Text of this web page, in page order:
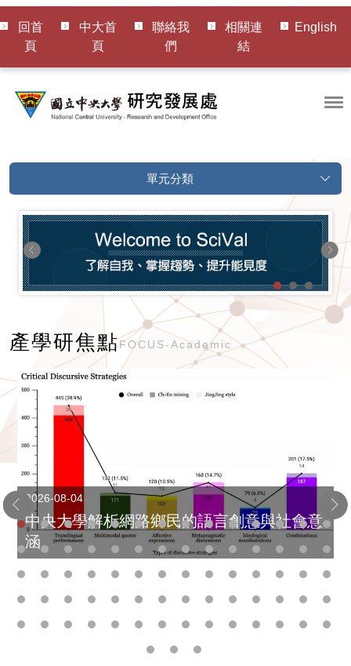
回首
頁
中大首
頁
聯絡我
們
相關連
結
English
單元分類
產學研焦點FOCUS-Academic
2026-08-04
中央大學解析網路鄉民的語言創意與社會意
涵